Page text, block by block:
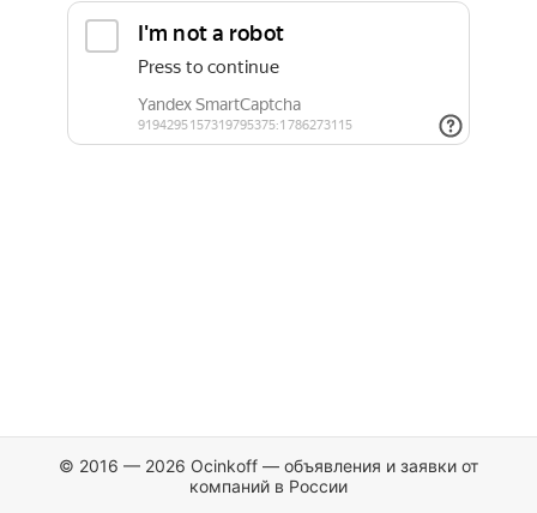
© 2016 — 2026 Ocinkoff — объявления и заявки от
компаний в России